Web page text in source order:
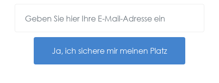
Ja, ich sichere mir meinen Platz